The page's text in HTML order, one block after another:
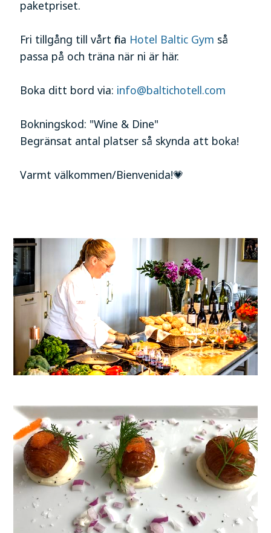
paketpriset.
Fri tillgång till vårt fina Hotel Baltic Gym så
passa på och träna när ni är här.
Boka ditt bord via: info@baltichotell.com
Bokningskod: "Wine & Dine"
Begränsat antal platser så skynda att boka!
Varmt välkommen/Bienvenida!💗